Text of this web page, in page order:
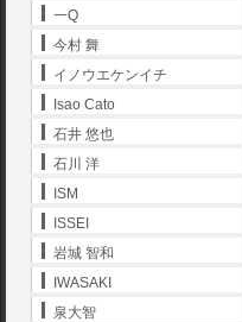
一Q
今村 舞
イノウエケンイチ
Isao Cato
石井 悠也
石川 洋
ISM
ISSEI
岩城 智和
IWASAKI
泉大智